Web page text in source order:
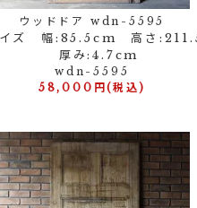
ウッドドア wdn-5595
イズ 幅:85.5cm 高さ
厚み:4.7cm
wdn-5595
58,000円(税込)